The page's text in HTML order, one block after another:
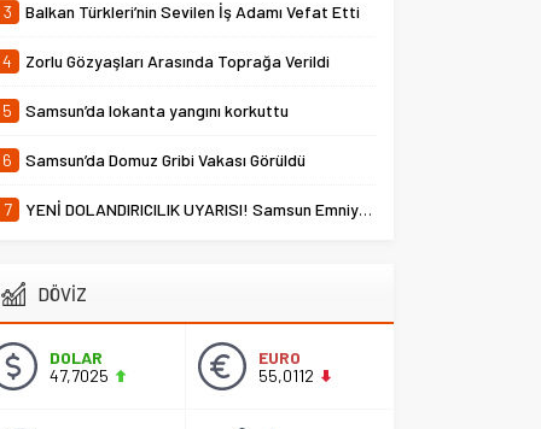
3 Balkan Türkleri’nin Sevilen İş Adamı Vefat Etti
4 Zorlu Gözyaşları Arasında Toprağa Verildi
5 Samsun’da lokanta yangını korkuttu
6 Samsun’da Domuz Gribi Vakası Görüldü
7 YENİ DOLANDIRICILIK UYARISI! Samsun Emniyet Müdürlüğü Uyardı
DÖVİZ
DOLAR
47,7025
EURO
55,0112